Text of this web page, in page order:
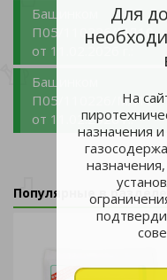
Для
На
назначения
Башинком
П05/110226/МЛ10
от 11.02.2026 г.:
Башинком
П05/110226/МЛ10
от 11.02.2026 г.:
Популярные в разделе